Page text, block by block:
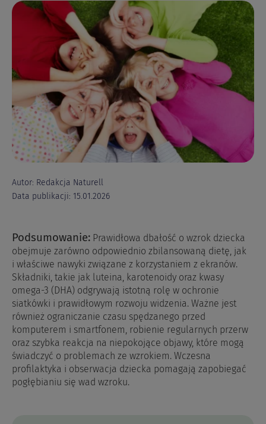
Autor: Redakcja Naturell
Data publikacji: 15.01.2026
Podsumowanie: Prawidłowa dbałość o wzrok dziecka
obejmuje zarówno odpowiednio zbilansowaną dietę, jak
i właściwe nawyki związane z korzystaniem z ekranów.
Składniki, takie jak luteina, karotenoidy oraz kwasy
omega-3 (DHA) odgrywają istotną rolę w ochronie
siatkówki i prawidłowym rozwoju widzenia. Ważne jest
również ograniczanie czasu spędzanego przed
komputerem i smartfonem, robienie regularnych przerw
oraz szybka reakcja na niepokojące objawy, które mogą
świadczyć o problemach ze wzrokiem. Wczesna
profilaktyka i obserwacja dziecka pomagają zapobiegać
pogłębianiu się wad wzroku.